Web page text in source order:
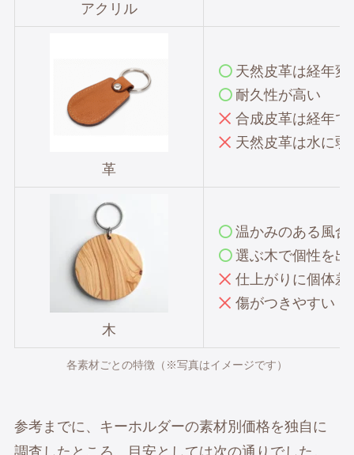
アクリル
革
天然皮革は経年
耐久性が高い
合成皮革は経年で
天然皮革は水に弱
木
温かみのある風合
選ぶ木で個性を出
仕上がりに個体差
傷がつきやすい
各素材ごとの特徴（※写真はイメージです）
参考までに、キーホルダーの素材別価格を独自に
調査したところ、目安としては次の通りでした。